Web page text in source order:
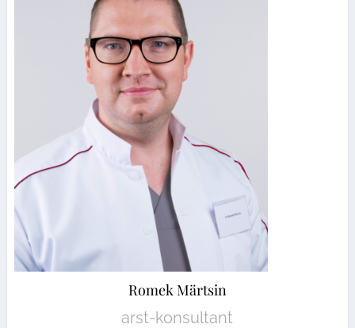
Romek Märtsin
arst-konsultant